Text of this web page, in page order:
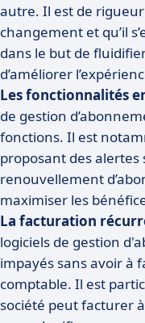
autre. Il est de
changement et qu’il
dans le but de
d’améliorer
Les fonctionnalités
de gestion
fonctions. Il est
proposant des alertes
renouvellement
maximiser les
La facturation
logiciels de gestion
impayés sans avoir à
comptable. Il est
société peut facturer